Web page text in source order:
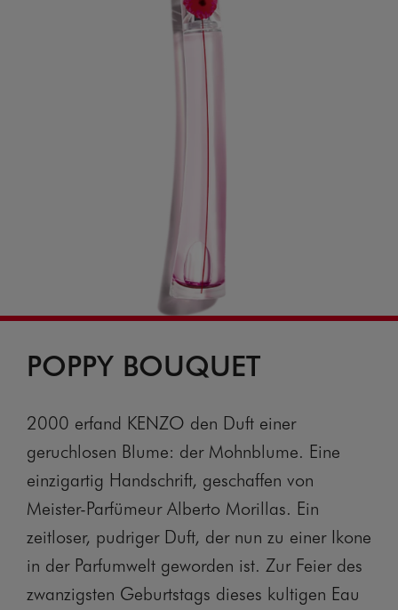
POPPY BOUQUET
2000 erfand KENZO den Duft einer
geruchlosen Blume: der Mohnblume. Eine
einzigartig Handschrift, geschaffen von
Meister-Parfümeur Alberto Morillas. Ein
zeitloser, pudriger Duft, der nun zu einer Ikone
in der Parfumwelt geworden ist. Zur Feier des
zwanzigsten Geburtstags dieses kultigen Eau